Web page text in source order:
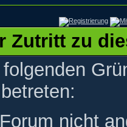
Zutritt zu
nicht